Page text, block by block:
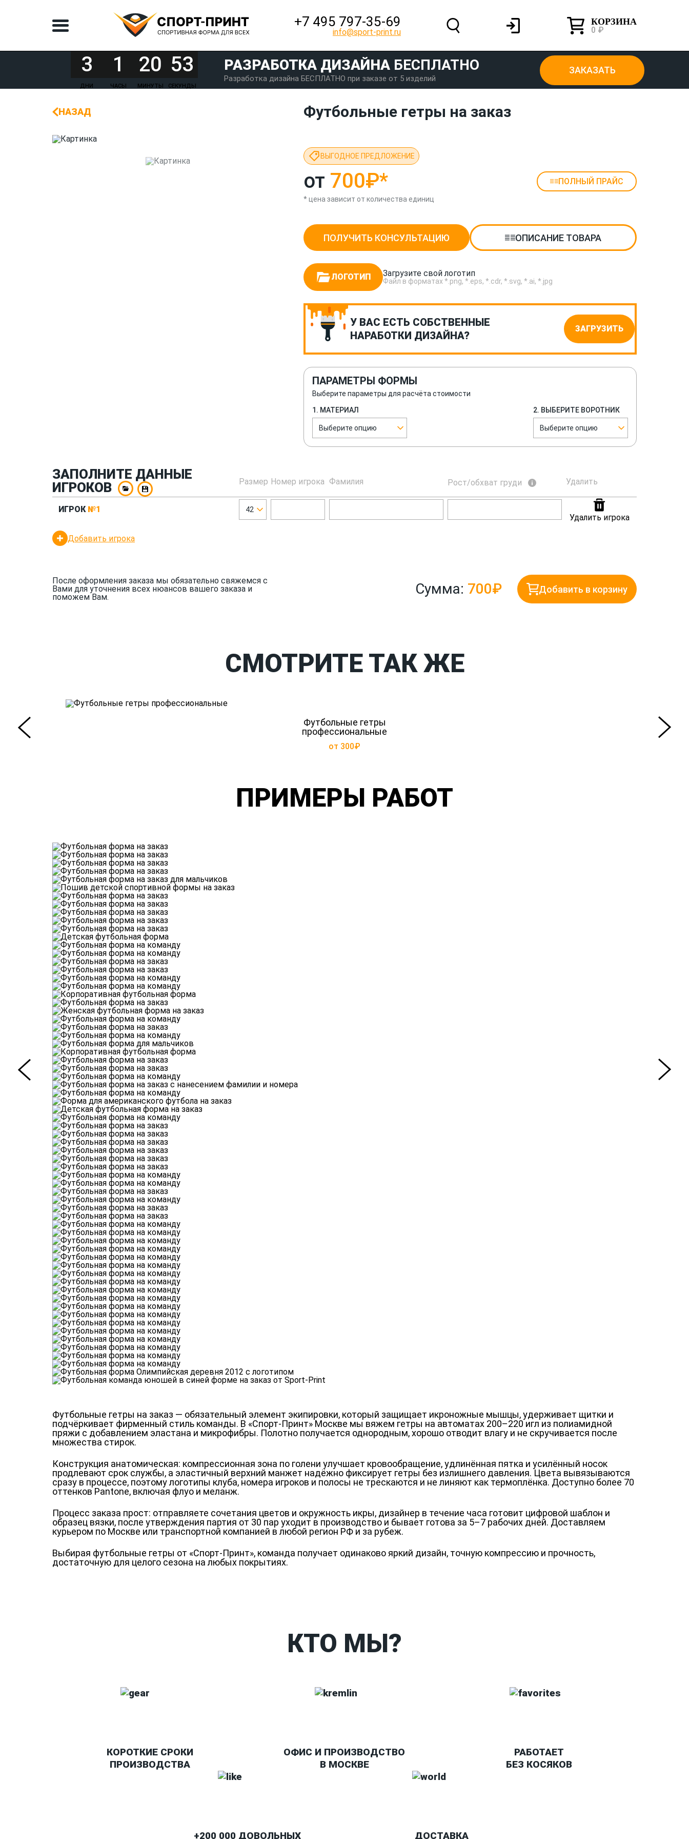
+7 495 797‑35-69
info@sport-print.ru
КОРЗИНА
0 ₽
3
ДНИ
1
ЧАСЫ
20
МИНУТЫ
53
СЕКУНДЫ
РАЗРАБОТКА ДИЗАЙНА БЕСПЛАТНО
Разработка дизайна БЕСПЛАТНО при заказе от 5 изделий
ЗАКАЗАТЬ
НАЗАД Футбольные гетры на заказ
ВЫГОДНОЕ ПРЕДЛОЖЕНИЕ
от 700₽* ПОЛНЫЙ ПРАЙС
* цена зависит от количества единиц
ПОЛУЧИТЬ КОНСУЛЬТАЦИЮ ОПИСАНИЕ ТОВАРА
ЛОГОТИП Загрузите свой логотип
Файл в форматах *.png, *.eps, *.cdr, *.svg, *.ai, *.jpg
У ВАС ЕСТЬ СОБСТВЕННЫЕ
НАРАБОТКИ ДИЗАЙНА?
ЗАГРУЗИТЬ
ПАРАМЕТРЫ ФОРМЫ
Выберите параметры для расчёта стоимости
1. МАТЕРИАЛ
Выберите опцию
2. ВЫБЕРИТЕ ВОРОТНИК
Выберите опцию
ЗАПОЛНИТЕ ДАННЫЕ
ИГРОКОВ
Размер Номер игрока Фамилия Рост/обхват груди Удалить
ИГРОК №1 42
Удалить игрока
Добавить игрока
После оформления заказа мы обязательно свяжемся с
Вами для уточнения всех нюансов вашего заказа и
поможем Вам.
Сумма: 700₽ Добавить в корзину
СМОТРИТЕ ТАК ЖЕ
Футбольные гетры
профессиональные
от 300₽
ПРИМЕРЫ РАБОТ
Футбольные гетры на заказ — обязательный элемент экипировки, который защищает икроножные мышцы, удерживает щитки и
подчёркивает фирменный стиль команды. В «Спорт-Принт» Москве мы вяжем гетры на автоматах 200–220 игл из полиамидной
пряжи с добавлением эластана и микрофибры. Полотно получается однородным, хорошо отводит влагу и не скручивается после
множества стирок.
Конструкция анатомическая: компрессионная зона по голени улучшает кровообращение, удлинённая пятка и усилённый носок
продлевают срок службы, а эластичный верхний манжет надёжно фиксирует гетры без излишнего давления. Цвета вывязываются
сразу в процессе, поэтому логотипы клуба, номера игроков и полосы не трескаются и не линяют как термоплёнка. Доступно более 70
оттенков Pantone, включая флуо и меланж.
Процесс заказа прост: отправляете сочетания цветов и окружность икры, дизайнер в течение часа готовит цифровой шаблон и
образец вязки, после утверждения партия от 30 пар уходит в производство и бывает готова за 5–7 рабочих дней. Доставляем
курьером по Москве или транспортной компанией в любой регион РФ и за рубеж.
Выбирая футбольные гетры от «Спорт-Принт», команда получает одинаково яркий дизайн, точную компрессию и прочность,
достаточную для целого сезона на любых покрытиях.
КТО МЫ?
КОРОТКИЕ СРОКИ
ПРОИЗВОДСТВА
ОФИС И ПРОИЗВОДСТВО
В МОСКВЕ
РАБОТАЕТ
БЕЗ КОСЯКОВ
+200 000 ДОВОЛЬНЫХ ДОСТАВКА